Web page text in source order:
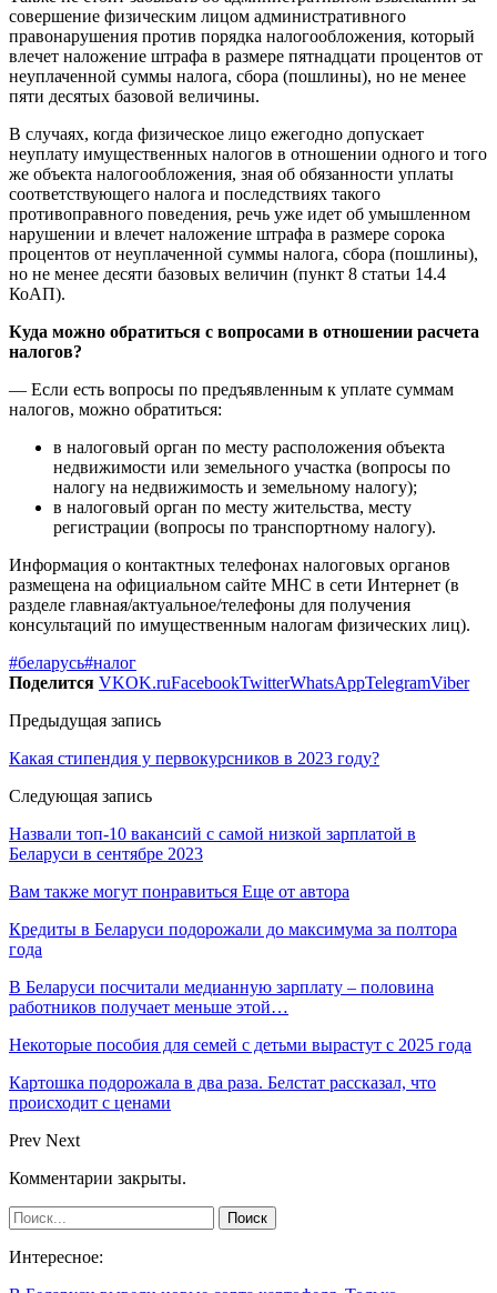
совершение физическим лицом административного
правонарушения против порядка налогообложения, который
влечет наложение штрафа в размере пятнадцати процентов от
неуплаченной суммы налога, сбора (пошлины), но не менее
пяти десятых базовой величины.
В случаях, когда физическое лицо ежегодно допускает
неуплату имущественных налогов в отношении одного и того
же объекта налогообложения, зная об обязанности уплаты
соответствующего налога и последствиях такого
противоправного поведения, речь уже идет об умышленном
нарушении и влечет наложение штрафа в размере сорока
процентов от неуплаченной суммы налога, сбора (пошлины),
но не менее десяти базовых величин (пункт 8 статьи 14.4
КоАП).
Куда можно обратиться с вопросами в отношении расчета
налогов?
— Если есть вопросы по предъявленным к уплате суммам
налогов, можно обратиться:
в налоговый орган по месту расположения объекта
недвижимости или земельного участка (вопросы по
налогу на недвижимость и земельному налогу);
в налоговый орган по месту жительства, месту
регистрации (вопросы по транспортному налогу).
Информация о контактных телефонах налоговых органов
размещена на официальном сайте МНС в сети Интернет (в
разделе главная/актуальное/телефоны для получения
консультаций по имущественным налогам физических лиц).
#беларусь#налог
Поделится VKOK.ruFacebookTwitterWhatsAppTelegramViber
Предыдущая запись
Какая стипендия у первокурсников в 2023 году?
Следующая запись
Назвали топ-10 вакансий с самой низкой зарплатой в
Беларуси в сентябре 2023
Вам также могут понравиться Еще от автора
Кредиты в Беларуси подорожали до максимума за полтора
года
В Беларуси посчитали медианную зарплату – половина
работников получает меньше этой…
Некоторые пособия для семей с детьми вырастут с 2025 года
Картошка подорожала в два раза. Белстат рассказал, что
происходит с ценами
Prev Next
Комментарии закрыты.
Интересное: